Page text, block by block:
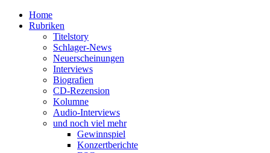
Home
Rubriken
Titelstory
Schlager-News
Neuerscheinungen
Interviews
Biografien
CD-Rezension
Kolumne
Audio-Interviews
und noch viel mehr
Gewinnspiel
Konzertberichte